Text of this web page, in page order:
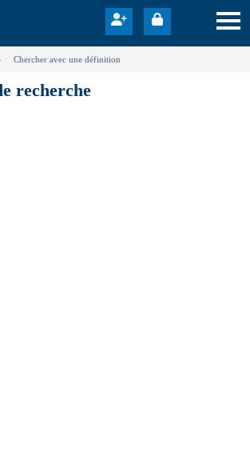
Chercher avec une définition
recherche